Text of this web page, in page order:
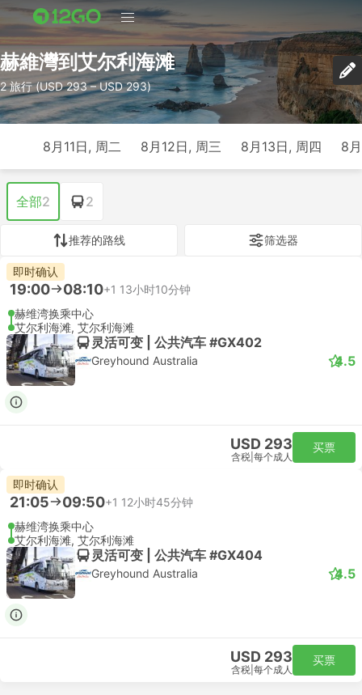
赫維灣到艾尔利海滩
2 旅行 (USD 293 – USD 293)
8月11日, 周二 8月12日, 周三 8月13日, 周四 8
全部2 2
推荐的路线 筛选器
即时确认
19:00 08:10+1 13小时10分钟
赫维湾换乘中心
艾尔利海滩, 艾尔利海滩
灵活可变 | 公共汽车 #GX402
Greyhound Australia 4.5
USD 293
含税 每个成人
买票
即时确认
21:05 09:50+1 12小时45分钟
赫维湾换乘中心
艾尔利海滩, 艾尔利海滩
灵活可变 | 公共汽车 #GX404
Greyhound Australia 4.5
USD 293
含税 每个成人
买票